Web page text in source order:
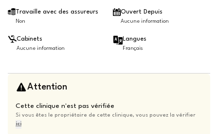
Travaille avec des assureurs
Non
Ouvert Depuis
Aucune information
Cabinets
Aucune information
Langues
Français
Attention
Cette clinique n'est pas vérifiée
Si vous êtes le propriétaire de cette clinique, vous pouvez la vérifier
ici